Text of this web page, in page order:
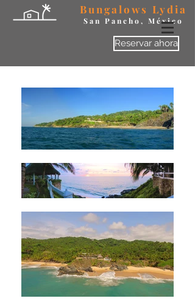
Bungalows Lydia
San Pancho, México
Reservar ahora